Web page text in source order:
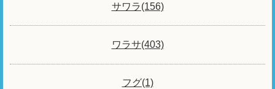
サワラ(156)
ワラサ(403)
フグ(1)